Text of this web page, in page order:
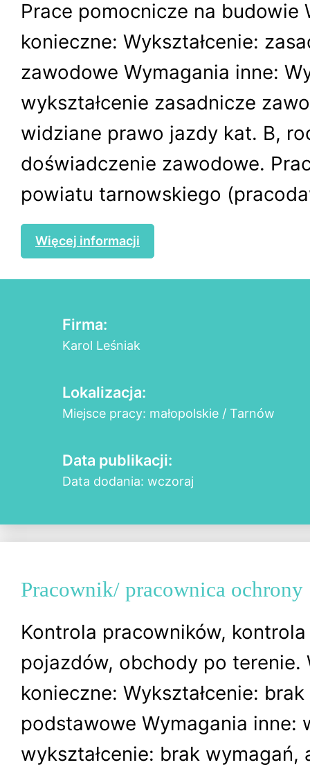
Prace pomocnicze na budowie
konieczne: Wykształcenie:
zawodowe Wymagania inne:
wykształcenie zasadnicze
widziane prawo jazdy kat. B,
doświadczenie zawodowe.
powiatu tarnowskiego
Więcej informacji
Firma:
Karol Leśniak
Lokalizacja:
Miejsce pracy: małopolskie / Tarnów
Data publikacji:
Data dodania: wczoraj
Pracownik/ pracownica ochrony
Kontrola pracowników,
pojazdów, obchody po terenie.
konieczne: Wykształcenie: brak
podstawowe Wymagania inne:
wykształcenie: brak wymagań,